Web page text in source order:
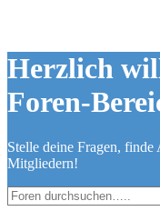
Herzlich
Foren-
Stelle deine Fragen,
Mitgliedern!